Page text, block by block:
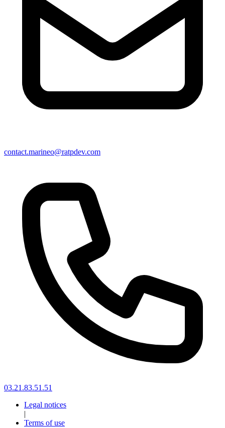
contact.marineo@ratpdev.com
03.21.83.51.51
Legal notices
|
Terms of use